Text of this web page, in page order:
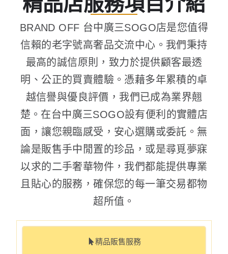
BRAND OFF 台中廣三SOGO店是您值得
信賴的老字號高奢品交流中心。我們秉持
最高的誠信原則，致力於提供顧客最透
明、公正的買賣體驗。憑藉多年累積的卓
越信譽與優良評價，我們已成為業界翹
楚。在台中廣三SOGO設有便利的實體店
面，讓您親臨感受，安心選購或委託。無
論是販售手中閒置的珍品，或是尋覓夢寐
以求的二手奢華物件，我們都能提供專業
且貼心的服務，確保您的每一筆交易都物
超所值。
精品販售服務